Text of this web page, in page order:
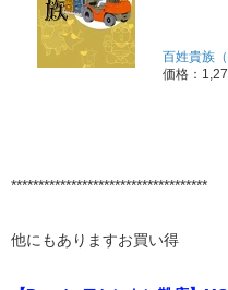
百姓貴族
価格：
************************************
他にもありますお買い得